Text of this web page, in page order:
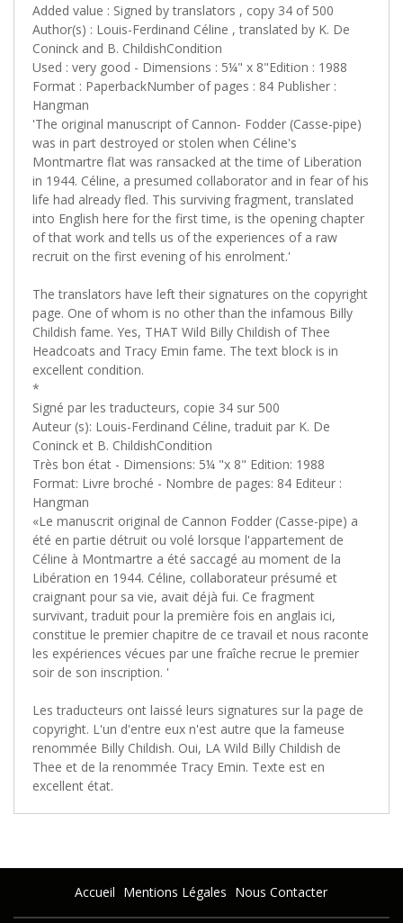
Added value : Signed by translators , copy 34 of 500
Author(s) : Louis-Ferdinand Céline , translated by K. De
Coninck and B. ChildishCondition
Used : very good - Dimensions : 5¼" x 8"Edition : 1988
Format : PaperbackNumber of pages : 84 Publisher :
Hangman
'The original manuscript of Cannon- Fodder (Casse-pipe)
was in part destroyed or stolen when Céline's
Montmartre flat was ransacked at the time of Liberation
in 1944. Céline, a presumed collaborator and in fear of his
life had already fled. This surviving fragment, translated
into English here for the first time, is the opening chapter
of that work and tells us of the experiences of a raw
recruit on the first evening of his enrolment.'
The translators have left their signatures on the copyright
page. One of whom is no other than the infamous Billy
Childish fame. Yes, THAT Wild Billy Childish of Thee
Headcoats and Tracy Emin fame. The text block is in
excellent condition.
*
Signé par les traducteurs, copie 34 sur 500
Auteur (s): Louis-Ferdinand Céline, traduit par K. De
Coninck et B. ChildishCondition
Très bon état - Dimensions: 5¼ "x 8" Edition: 1988
Format: Livre broché - Nombre de pages: 84 Editeur :
Hangman
«Le manuscrit original de Cannon Fodder (Casse-pipe) a
été en partie détruit ou volé lorsque l'appartement de
Céline à Montmartre a été saccagé au moment de la
Libération en 1944. Céline, collaborateur présumé et
craignant pour sa vie, avait déjà fui. Ce fragment
survivant, traduit pour la première fois en anglais ici,
constitue le premier chapitre de ce travail et nous raconte
les expériences vécues par une fraîche recrue le premier
soir de son inscription. '
Les traducteurs ont laissé leurs signatures sur la page de
copyright. L'un d'entre eux n'est autre que la fameuse
renommée Billy Childish. Oui, LA Wild Billy Childish de
Thee et de la renommée Tracy Emin. Texte est en
excellent état.
Accueil Mentions Légales Nous Contacter